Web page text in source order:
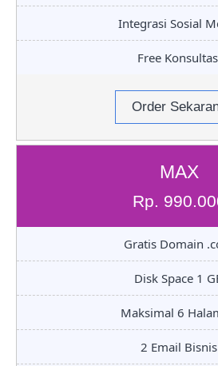
Integrasi Sosial
Free
Order
MAX
Rp.
Gratis Domain
Disk Space 1
Maksimal 6
2 Email Bisnis